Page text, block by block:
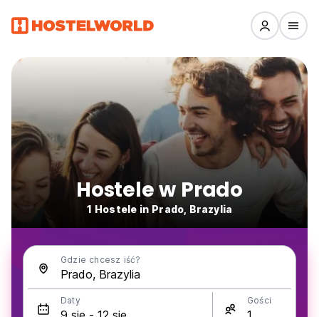
Hostele w Prado
1 Hostele in Prado, Brazylia
Gdzie chcesz iść?
Daty Gości